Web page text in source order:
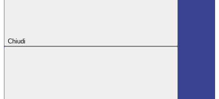
Chiudi